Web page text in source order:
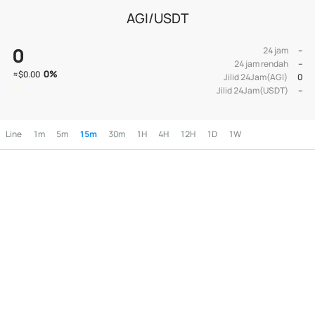
AGI/USDT
0
≈$0.00 0%
24 jam
--
24 jam rendah
--
Jilid 24Jam(AGI)
0
Jilid 24Jam(USDT)
--
Line 1m 5m 15m 30m 1H 4H 12H 1D 1W